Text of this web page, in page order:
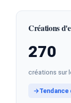
Créations
270
créations sur
→Tendance